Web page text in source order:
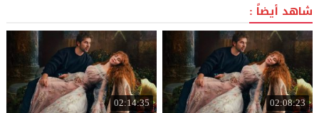
شاهد أيضاً :
02:08:23
02:14:35